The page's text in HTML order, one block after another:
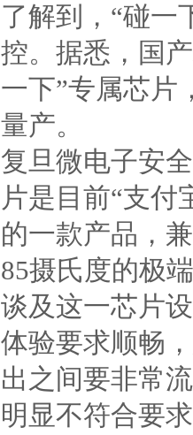
了解到，“碰一
控。据悉，国
一下”专属芯片
量产。
复旦微电子安
片是目前“支付
的一款产品，
85摄氏度的极
谈及这一芯片
体验要求顺畅
出之间要非常
明显不符合要